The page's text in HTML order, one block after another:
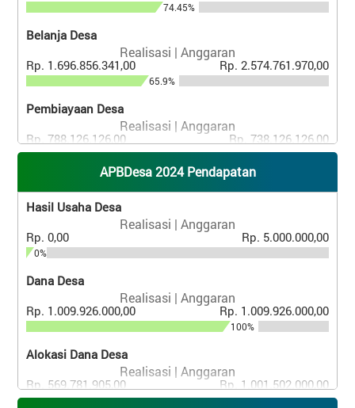
Belanja Desa
Realisasi | Anggaran
Rp. 1.696.856.341,00 Rp. 2.574.761.970,00
Pembiayaan Desa
Realisasi | Anggaran
Rp. 788.126.126,00 Rp. 738.126.126,00
106.77%
APBDesa 2024 Pendapatan
Hasil Usaha Desa
Realisasi | Anggaran
Rp. 0,00 Rp. 5.000.000,00
0%
Dana Desa
Realisasi | Anggaran
Rp. 1.009.926.000,00 Rp. 1.009.926.000,00
Alokasi Dana Desa
Realisasi | Anggaran
Rp. 569.781.905,00 Rp. 1.001.502.000,00
56.89%